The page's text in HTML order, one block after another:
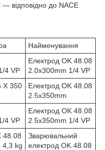
— відповідно до NACE
Найменування
4 VP
Електрод OK 48.08
2.0x300mm 1/4 VP
X 350
Електрод OK 48.08
2.5x350mm
4 VP
Електрод OK 48.08
2.5x350mm 1/4 VP
48.08
4,3 kg
Зварювальний
електрод OK 48.08